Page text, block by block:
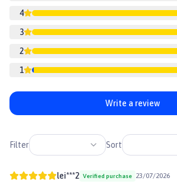
#supthuongmeo #thucanchomeo
#thucanuot #supthuong #supthuongpetQ
4
3
2
1
Write a review
Filter Sort
lei***2 Verified purchase 23/07/2026